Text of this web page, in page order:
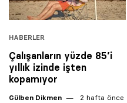
HABERLER
Çalışanların yüzde 85’i
yıllık izinde işten
kopamıyor
Gülben Dikmen 2 hafta önce